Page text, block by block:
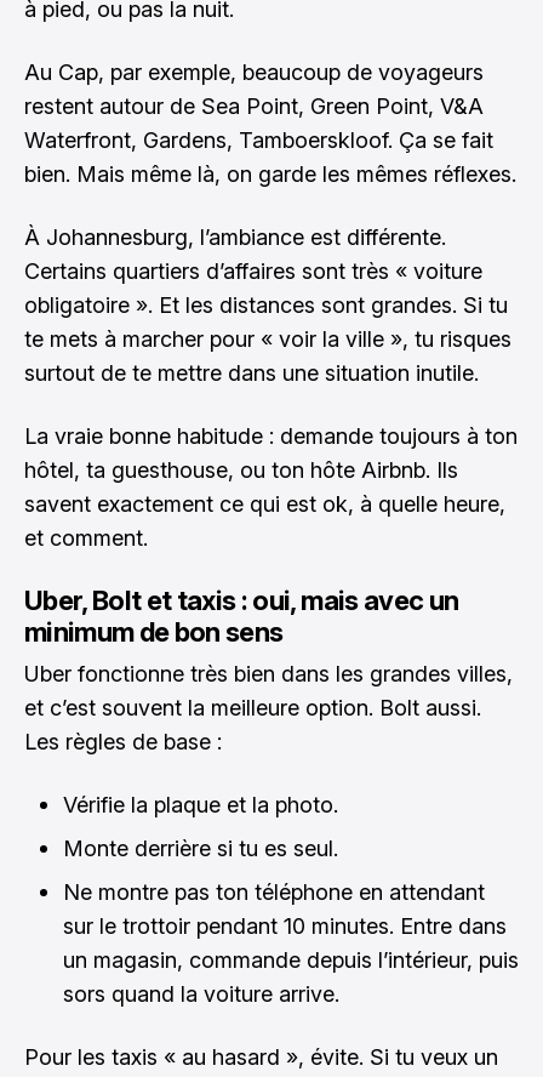
à pied, ou pas la nuit.
Au Cap, par exemple, beaucoup de voyageurs
restent autour de Sea Point, Green Point, V&A
Waterfront, Gardens, Tamboerskloof. Ça se fait
bien. Mais même là, on garde les mêmes réflexes.
À Johannesburg, l’ambiance est différente.
Certains quartiers d’affaires sont très « voiture
obligatoire ». Et les distances sont grandes. Si tu
te mets à marcher pour « voir la ville », tu risques
surtout de te mettre dans une situation inutile.
La vraie bonne habitude : demande toujours à ton
hôtel, ta guesthouse, ou ton hôte Airbnb. Ils
savent exactement ce qui est ok, à quelle heure,
et comment.
Uber, Bolt et taxis : oui, mais avec un
minimum de bon sens
Uber fonctionne très bien dans les grandes villes,
et c’est souvent la meilleure option. Bolt aussi.
Les règles de base :
Vérifie la plaque et la photo.
Monte derrière si tu es seul.
Ne montre pas ton téléphone en attendant
sur le trottoir pendant 10 minutes. Entre dans
un magasin, commande depuis l’intérieur, puis
sors quand la voiture arrive.
Pour les taxis « au hasard », évite. Si tu veux un